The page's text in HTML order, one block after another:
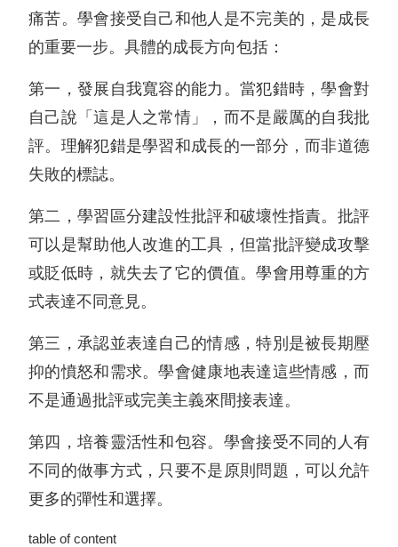
痛苦。學會接受自己和他人是不完美的，是成長
的重要一步。具體的成長方向包括：
第一，發展自我寬容的能力。當犯錯時，學會對
自己說「這是人之常情」，而不是嚴厲的自我批
評。理解犯錯是學習和成長的一部分，而非道德
失敗的標誌。
第二，學習區分建設性批評和破壞性指責。批評
可以是幫助他人改進的工具，但當批評變成攻擊
或貶低時，就失去了它的價值。學會用尊重的方
式表達不同意見。
第三，承認並表達自己的情感，特別是被長期壓
抑的憤怒和需求。學會健康地表達這些情感，而
不是通過批評或完美主義來間接表達。
第四，培養靈活性和包容。學會接受不同的人有
不同的做事方式，只要不是原則問題，可以允許
更多的彈性和選擇。
table of content